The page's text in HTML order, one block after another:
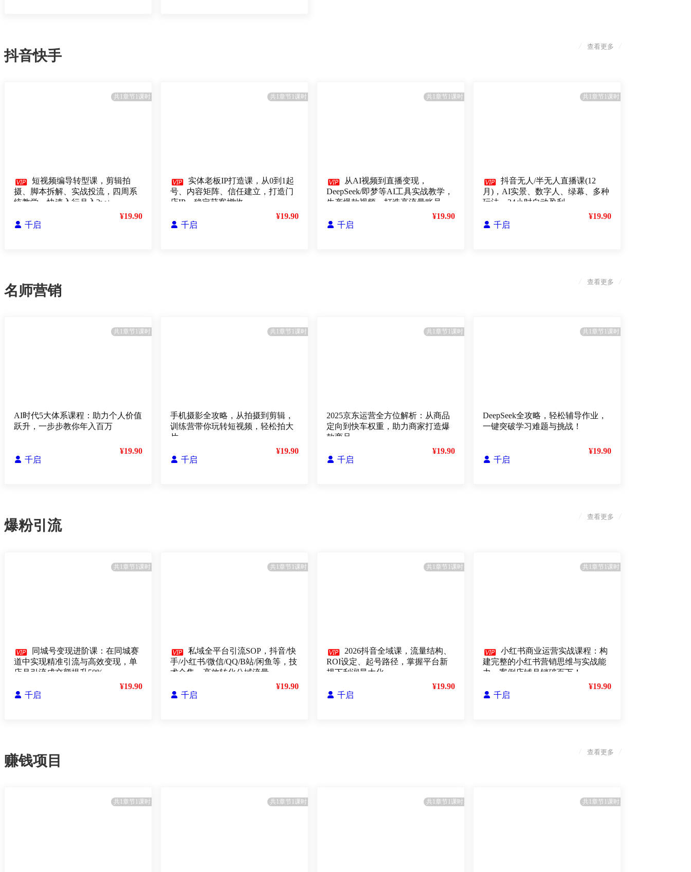
抖音快手
查看更多
共1章节1课时
 短视频编导转型课，剪辑拍
摄、脚本拆解、实战投流，四周系
统教学，快速入行月入2w+
 千启
¥19.90
共1章节1课时
 实体老板IP打造课，从0到1起
号、内容矩阵、信任建立，打造门
店IP，稳定获客增收
 千启
¥19.90
共1章节1课时

从AI视频到直播变现，
DeepSeek/即梦等AI工具实战教学，
生产爆款视频，打造高流量账号
 千启
¥19.90
共1章节1课时
 抖音无人/半无人直播课(12
月)，AI实景、数字人、绿幕、多种
玩法、24小时自动盈利
 千启
¥19.90
名师营销
查看更多
共1章节1课时
AI时代5大体系课程：助力个人价值
跃升，一步步教你年入百万
 千启
¥19.90
共1章节1课时
手机摄影全攻略，从拍摄到剪辑，
训练营带你玩转短视频，轻松拍大
片
 千启
¥19.90
共1章节1课时
2025京东运营全方位解析：从商品
定向到快车权重，助力商家打造爆
款商品
 千启
¥19.90
共1章节1课时
DeepSeek全攻略，轻松辅导作业，
一键突破学习难题与挑战！
 千启
¥19.90
爆粉引流
查看更多
共1章节1课时

同城号变现进阶课：在同城赛
道中实现精准引流与高效变现，单
店月引流成交额提升50%
 千启
¥19.90
共1章节1课时
 私域全平台引流SOP，抖音/快
手/小红书/微信/QQ/B站/闲鱼等，技
术合集，高效转化公域流量
 千启
¥19.90
共1章节1课时
 2026抖音全域课，流量结构、
ROI设定、起号路径，掌握平台新
规下利润最大化
 千启
¥19.90
共1章节1课时
 小红书商业运营实战课程：构
建完整的小红书营销思维与实战能
力，案例店铺月销破百万！
 千启
¥19.90
赚钱项目
查看更多
共1章节1课时 共1章节1课时 共1章节1课时 共1章节1课时